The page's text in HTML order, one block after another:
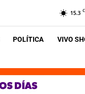
15.3 C
POLÍTICA VIVO